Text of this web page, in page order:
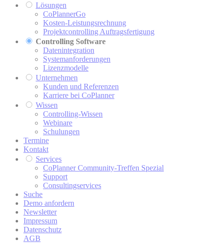
Lösungen
CoPlannerGo
Kosten-Leistungsrechnung
Projektcontrolling Auftragsfertigung
Controlling Software
Datenintegration
Systemanforderungen
Lizenzmodelle
Unternehmen
Kunden und Referenzen
Karriere bei CoPlanner
Wissen
Controlling-Wissen
Webinare
Schulungen
Termine
Kontakt
Services
CoPlanner Community-Treffen Spezial
Support
Consultingservices
Suche
Demo anfordern
Newsletter
Impressum
Datenschutz
AGB